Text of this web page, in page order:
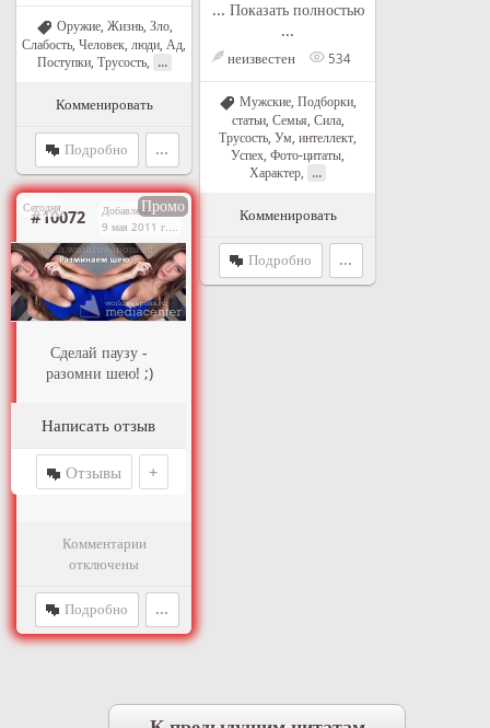
... Показать полностью
...
неизвестен 534
Мужские, Подборки,
статьи, Семья Сила,
Трусость Ум, интеллект
Успех Фото-цитаты
Характер
...
Комменировать
Подробно ...
Оружие, Жизнь, Зло,
Слабость Человек, люди Ад
Поступки, Трусость, ...
Комменировать
Подробно ...
Сегодня Промо
#10072
Добавлено
9 мая 2011 г. в 21:08
Сделай паузу -
разомни шею! ;)
Написать отзыв
Отзывы +
Комментарии
отключены
Подробно ...